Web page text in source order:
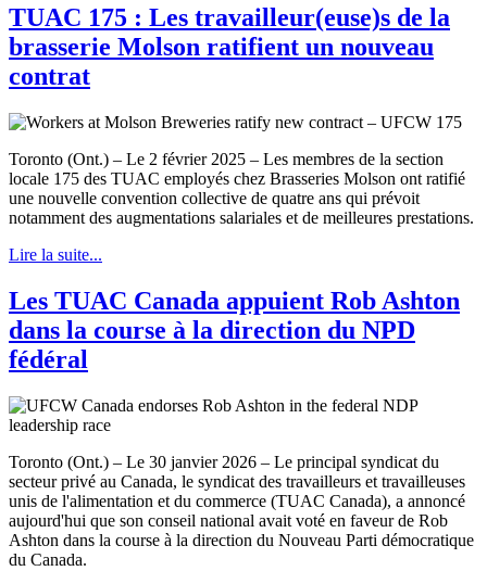
TUAC 175 : Les travailleur(euse)s de la
brasserie Molson ratifient un nouveau
contrat
Toronto (Ont.) – Le 2 février 2025 – Les membres de la section
locale 175 des TUAC employés chez Brasseries Molson ont ratifié
une nouvelle convention collective de quatre ans qui prévoit
notamment des augmentations salariales et de meilleures prestations.
Lire la suite...
Les TUAC Canada appuient Rob Ashton
dans la course à la direction du NPD
fédéral
Toronto (Ont.) – Le 30 janvier 2026 – Le principal syndicat du
secteur privé au Canada, le syndicat des travailleurs et travailleuses
unis de l'alimentation et du commerce (TUAC Canada), a annoncé
aujourd'hui que son conseil national avait voté en faveur de Rob
Ashton dans la course à la direction du Nouveau Parti démocratique
du Canada.